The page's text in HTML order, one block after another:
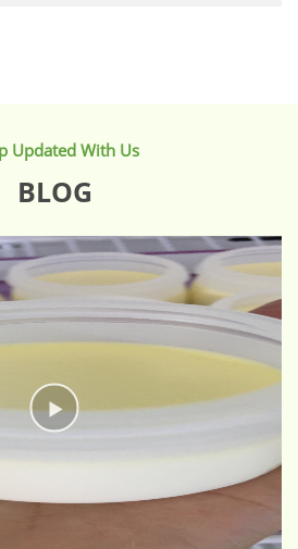
Updated With Us
BLOG